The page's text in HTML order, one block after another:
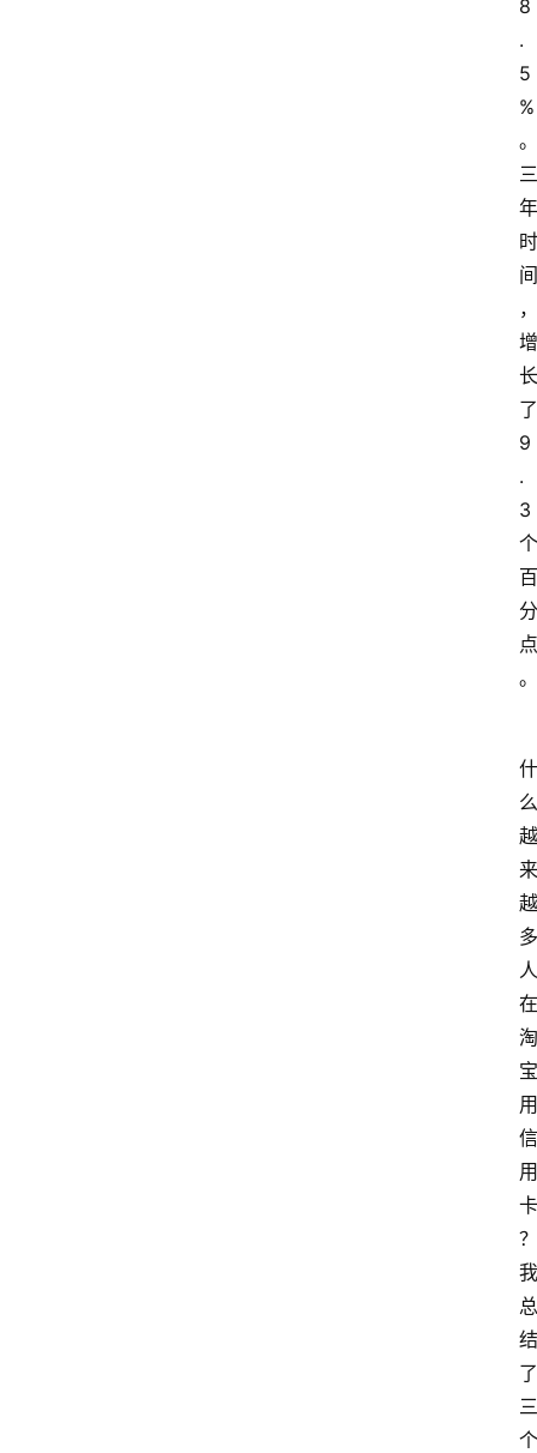
8
.
5
%
。
三
年
时
间
，
增
长
了
9
.
3
个
百
分
点
。
什
么
越
来
越
多
人
在
淘
宝
用
信
用
卡
？
我
总
结
了
三
个